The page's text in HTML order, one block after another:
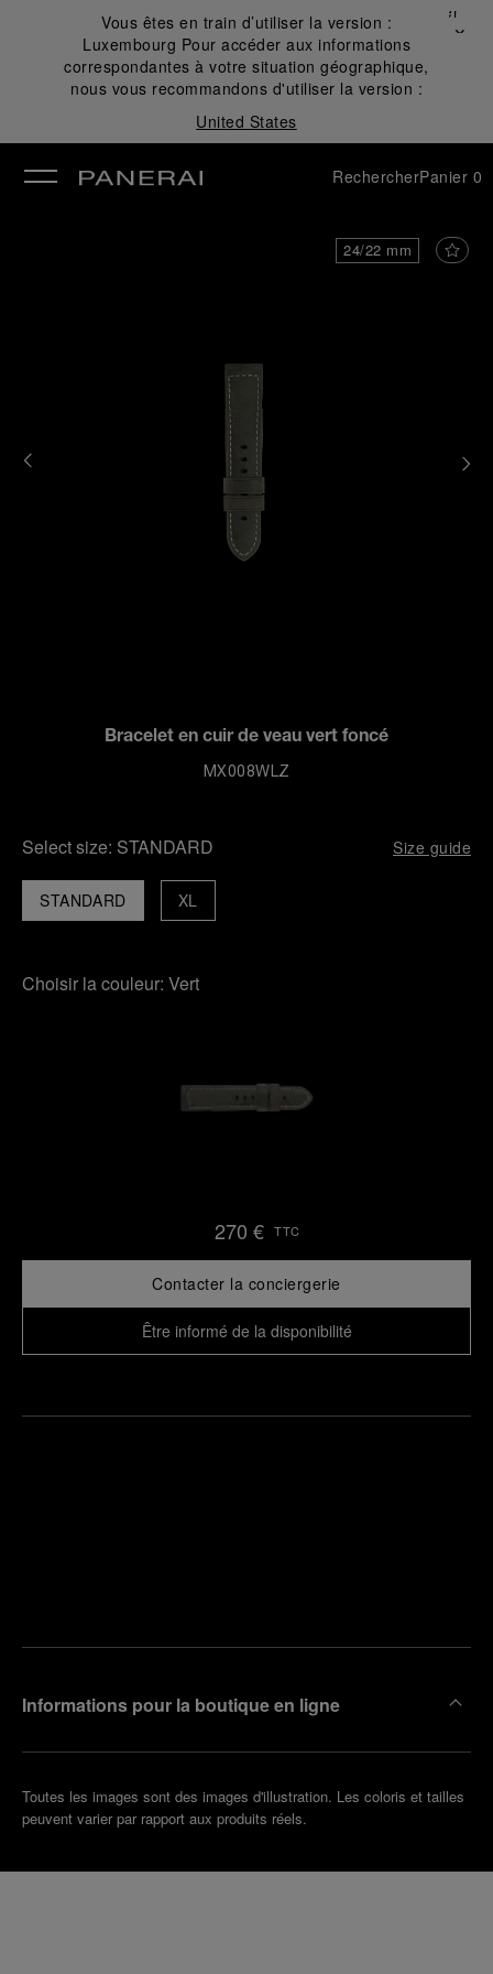
Vous êtes en train d’utiliser la version :
Luxembourg Pour accéder aux informations
correspondantes à votre situation géographique,
nous vous recommandons d'utiliser la version :
United States
Fermer
✕
RechercherPanier 0
24/22 mm
Bracelet en cuir de veau vert foncé
MX008WLZ
Select size: STANDARD Size guide
STANDARD XL
Choisir la couleur: Vert
270 € TTC
Contacter la conciergerie
Être informé de la disponibilité
Informations pour la boutique en ligne
Toutes les images sont des images d'illustration. Les coloris et tailles
peuvent varier par rapport aux produits réels.